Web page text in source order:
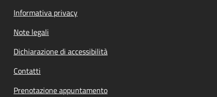
Informativa privacy
Note legali
Dichiarazione di accessibilità
Contatti
Prenotazione appuntamento